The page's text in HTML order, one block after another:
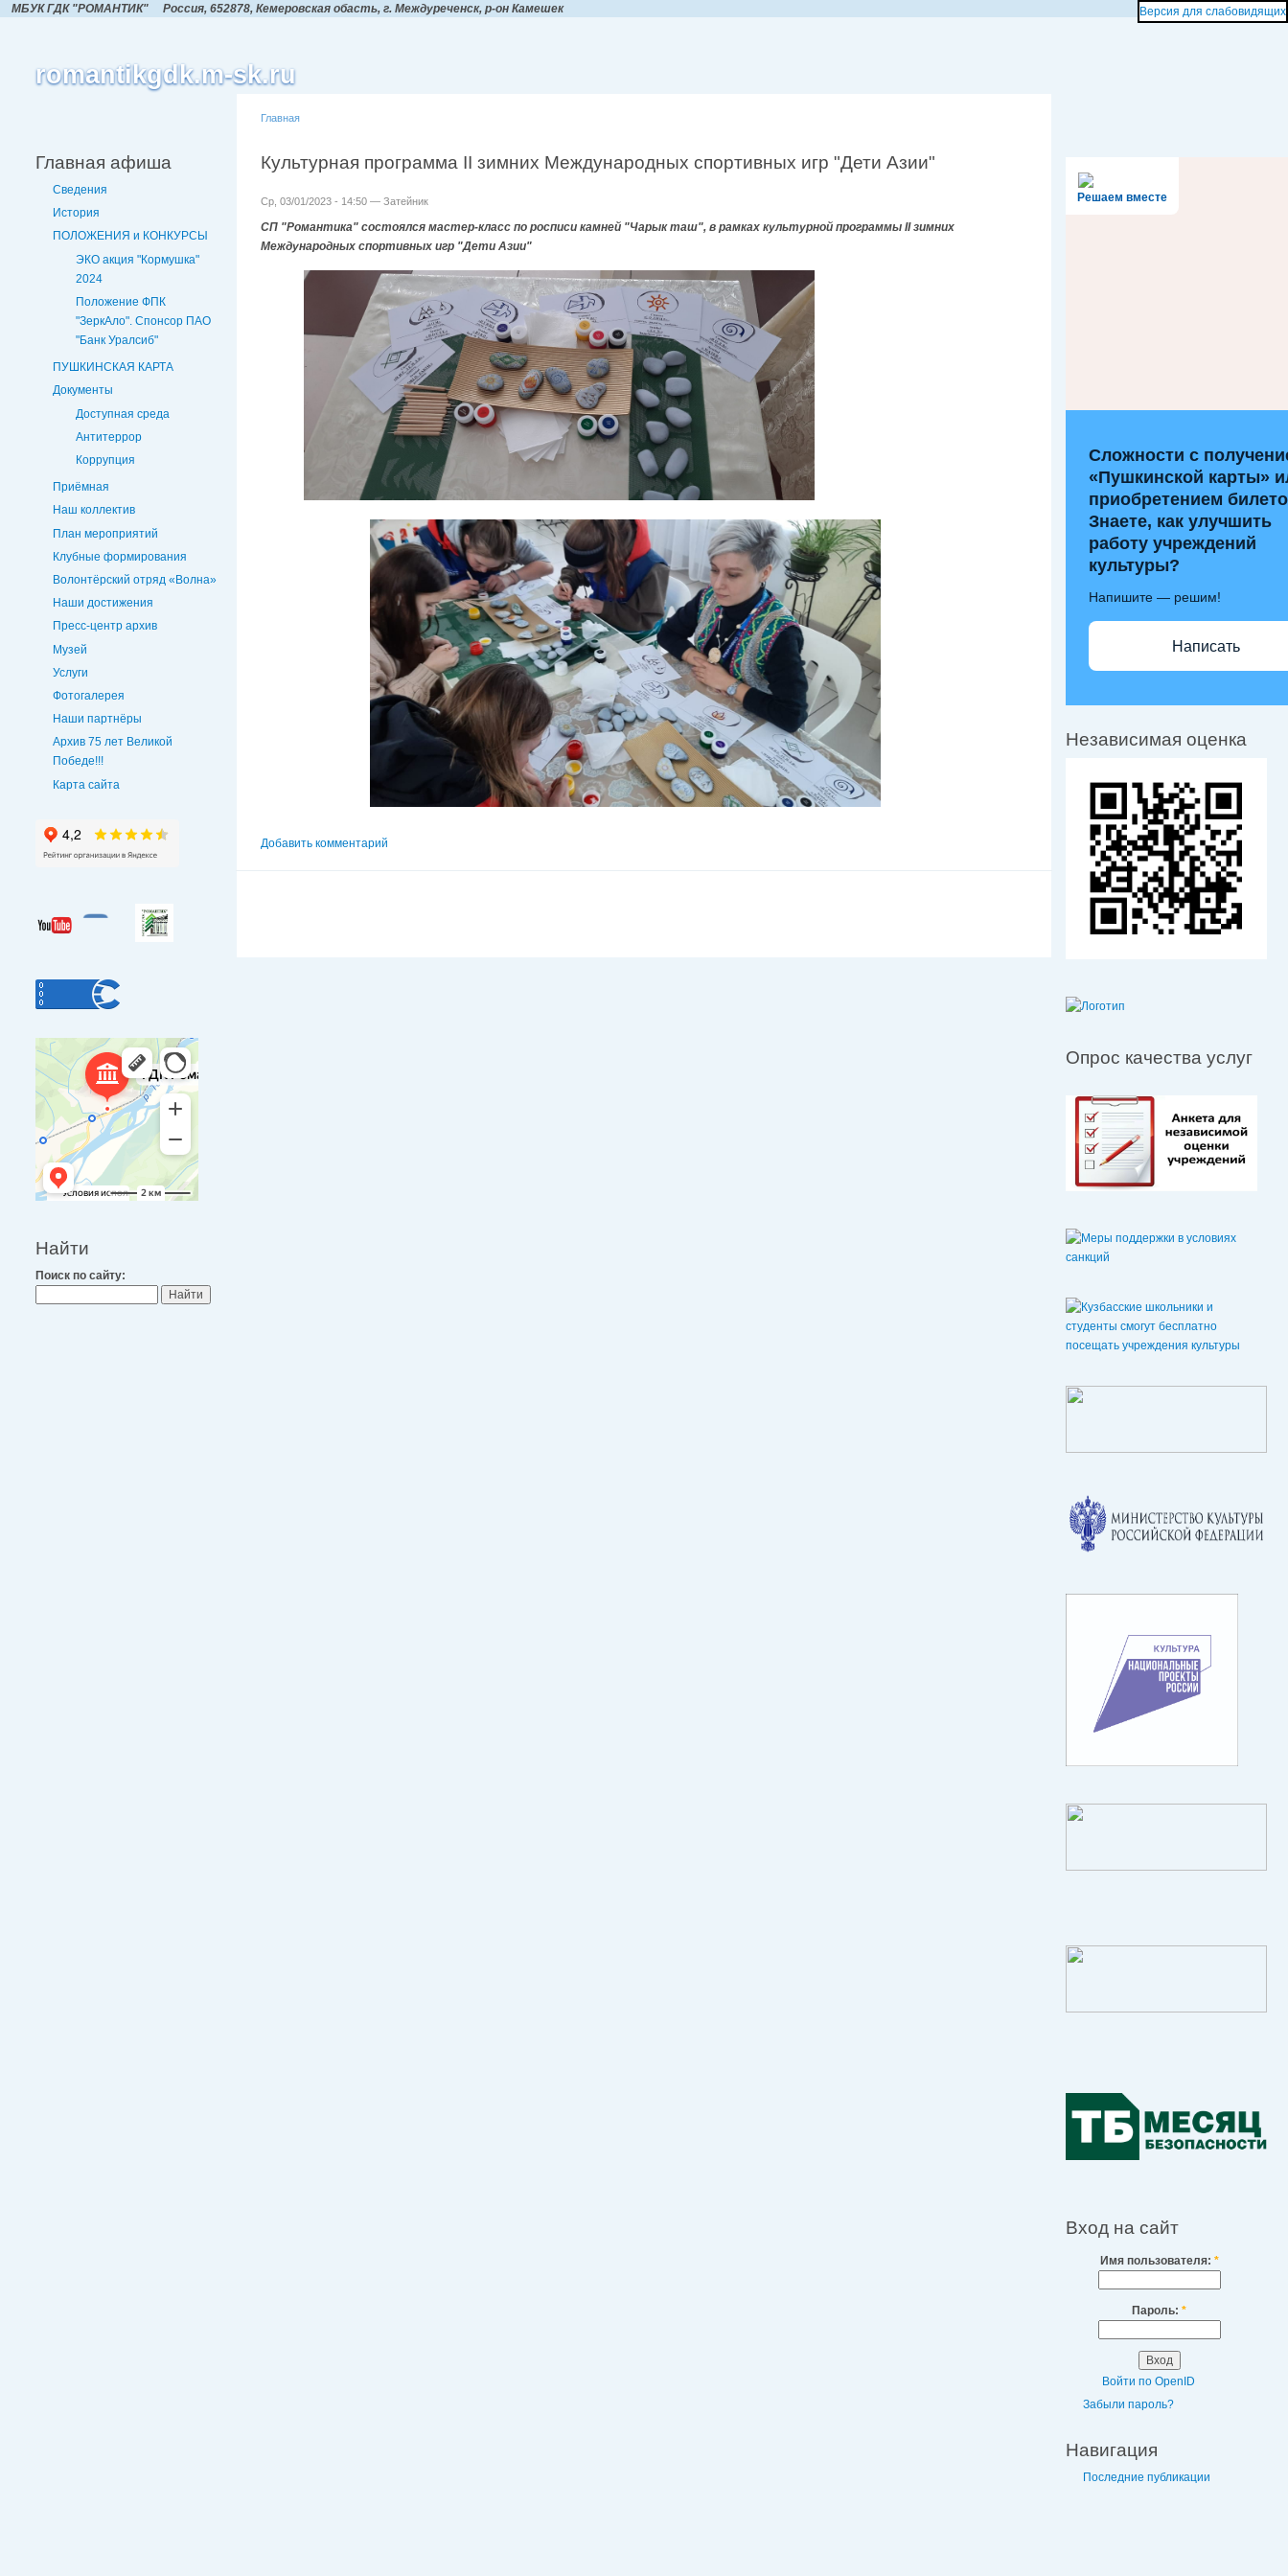
МБУК ГДК "РОМАНТИК" Россия, 652878, Кемеровская обасть, г. Междуреченск, р-он Камешек
romantikgdk.m-sk.ru
Главная афиша
Сведения
История
ПОЛОЖЕНИЯ и КОНКУРСЫ
ЭКО акция "Кормушка"
2024
Положение ФПК
"ЗеркАло". Спонсор ПАО
"Банк Уралсиб"
ПУШКИНСКАЯ КАРТА
Документы
Доступная среда
Антитеррор
Коррупция
Приёмная
Наш коллектив
План мероприятий
Клубные формирования
Волонтёрский отряд «Волна»
Наши достижения
Пресс-центр архив
Музей
Услуги
Фотогалерея
Наши партнёры
Архив 75 лет Великой
Победе!!!
Карта сайта
Найти
Поиск по сайту:
Главная
Культурная программа II зимних Международных спортивных игр "Дети Азии"
Ср, 03/01/2023 - 14:50 — Затейник
СП "Романтика" состоялся мастер-класс по росписи камней "Чарык таш", в рамках культурной программы II зимних
Международных спортивных игр "Дети Азии"
Добавить комментарий
Версия для слабовидящих
Решаем вместе
Сложности с
«Пушкинской карты»
приобретением
Знаете, как улучшить
работу учреждений
культуры?
Напишите — решим!
Написать
Независимая оценка
Опрос качества услуг
Вход на сайт
Имя пользователя: *
Пароль: *
Войти по OpenID
Забыли пароль?
Навигация
Последние публикации